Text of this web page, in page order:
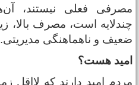
فعلی نیستند،
است، مصرف بالا،
و ناهماهنگی مدیریتی.
هست؟
امید دارند که لااقل